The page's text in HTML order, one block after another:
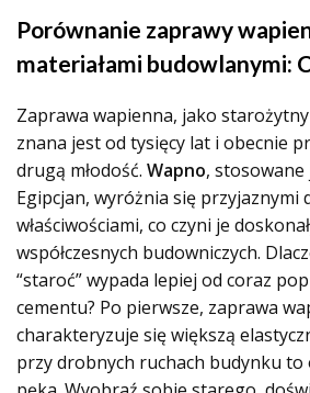
Porównanie zaprawy
materiałami budowlanymi:
Zaprawa wapienna, jako
znana jest od tysięcy lat i obecnie
drugą młodość. Wapno, stosowane
Egipcjan, wyróżnia się przyjaznymi
właściwościami, co czyni je
współczesnych budowniczych.
“staroć” wypada lepiej od coraz
cementu? Po pierwsze, zaprawa
charakteryzuje się większą
przy drobnych ruchach budynku to